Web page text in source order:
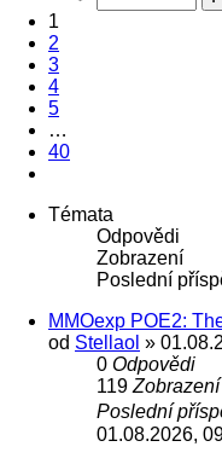
z
40
1
2
3
4
5
…
40
Témata
Odpovědi
Zobrazení
Poslední
MMOexp POE2:
od Stellaol »
0 Odpovědi
119 Zobrazení
Poslední
01.08.2026,